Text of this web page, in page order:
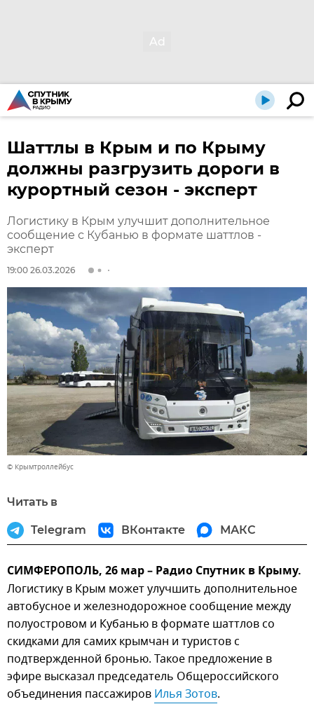
Шаттлы в Крым и по Крыму
должны разгрузить дороги в
курортный сезон - эксперт
Логистику в Крым улучшит дополнительное
сообщение с Кубанью в формате шаттлов -
эксперт
19:00 26.03.2026
© Крымтроллейбус
Читать в
Telegram ВКонтакте МАКС
СИМФЕРОПОЛЬ, 26 мар – Радио Спутник в Крыму.
Логистику в Крым может улучшить дополнительное
автобусное и железнодорожное сообщение между
полуостровом и Кубанью в формате шаттлов со
скидками для самих крымчан и туристов с
подтвержденной бронью. Такое предложение в
эфире высказал председатель Общероссийского
объединения пассажиров Илья Зотов.